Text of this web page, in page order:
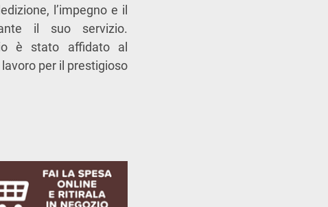
l’impegno e il
il suo servizio.
è stato affidato al
per il prestigioso